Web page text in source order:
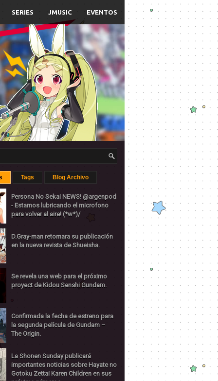
SERIES JMUSIC EVENTOS
Tags Blog Archivo
Persona No Sekai NEWS! @argenpod
- Estamos lubricando el microfono
para volver al aire! (*w*)/
D.Gray-man retomara su publicación
en la nueva revista de Shueisha.
Se revela una web para el próximo
proyect de Kidou Senshi Gundam.
Confirmada la fecha de estreno para
la segunda película de Gundam –
The Origin.
La Shonen Sunday publicará
importantes noticias sobre Hayate no
Gotoku Zettai Karen Children en sus